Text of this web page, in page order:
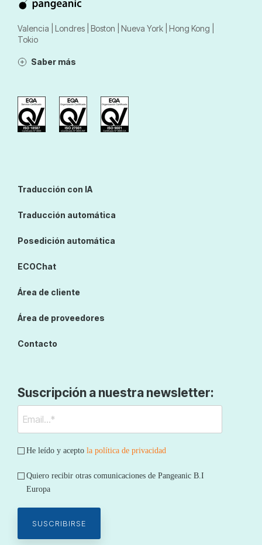
Valencia | Londres | Boston | Nueva York | Hong Kong |
Tokio
Saber más
Traducción con IA
Traducción automática
Posedición automática
ECOChat
Área de cliente
Área de proveedores
Contacto
Suscripción a nuestra newsletter:
He leído y acepto la política de privacidad
Quiero recibir otras comunicaciones de Pangeanic B.I
Europa